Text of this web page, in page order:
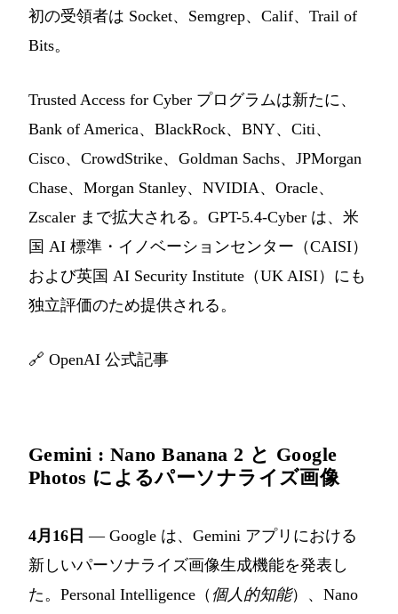
初の受領者は Socket、Semgrep、Calif、Trail of
Bits。
Trusted Access for Cyber プログラムは新たに、
Bank of America、BlackRock、BNY、Citi、
Cisco、CrowdStrike、Goldman Sachs、JPMorgan
Chase、Morgan Stanley、NVIDIA、Oracle、
Zscaler まで拡大される。GPT-5.4-Cyber は、米
国 AI 標準・イノベーションセンター（CAISI）
および英国 AI Security Institute（UK AISI）にも
独立評価のため提供される。
🔗 OpenAI 公式記事
Gemini : Nano Banana 2 と Google
Photos によるパーソナライズ画像
4月16日 — Google は、Gemini アプリにおける
新しいパーソナライズ画像生成機能を発表し
た。Personal Intelligence（ 個人的知能）、Nano